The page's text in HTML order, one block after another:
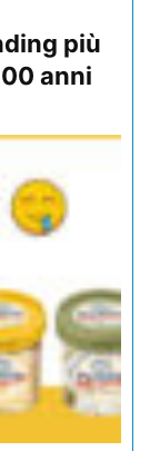
più
anni